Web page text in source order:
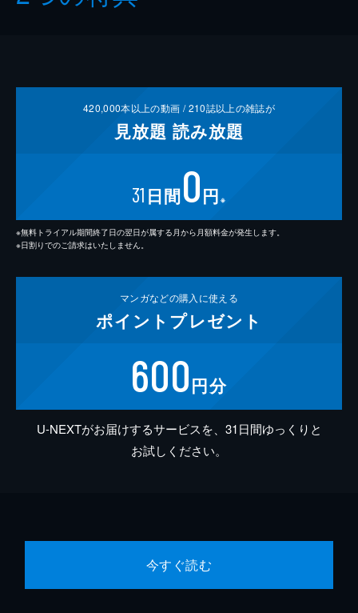
420,000本以上の動画 /210誌以上の雑誌が
見放題 読み放題
31 日間0円 ※
※無料トライアル期間終了日の翌日が属する月から月額料金が発生します。
※日割りでのご請求はいたしません。
マンガなどの購入に使える
ポイント プレゼント
600円分
U-NEXTがお届けするサービスを、31日間ゆっくりと
お試しください。
今すぐ読む